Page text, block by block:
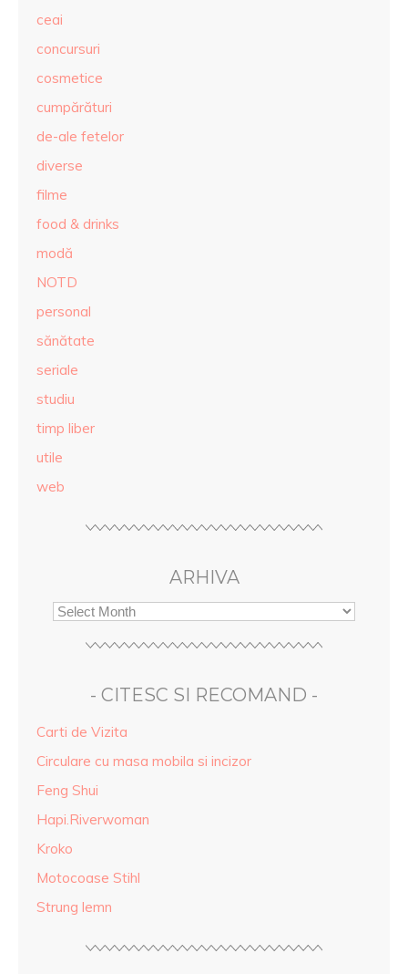
ceai
concursuri
cosmetice
cumpărături
de-ale fetelor
diverse
filme
food & drinks
modă
NOTD
personal
sănătate
seriale
studiu
timp liber
utile
web
ARHIVA
- CITESC SI RECOMAND -
Carti de Vizita
Circulare cu masa mobila si incizor
Feng Shui
Hapi.Riverwoman
Kroko
Motocoase Stihl
Strung lemn